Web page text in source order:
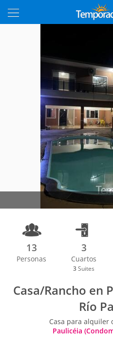
13
Personas
3
Cuartos
3 Suites
Casa/Rancho en
Río
Casa para alquiler
Paulicéia